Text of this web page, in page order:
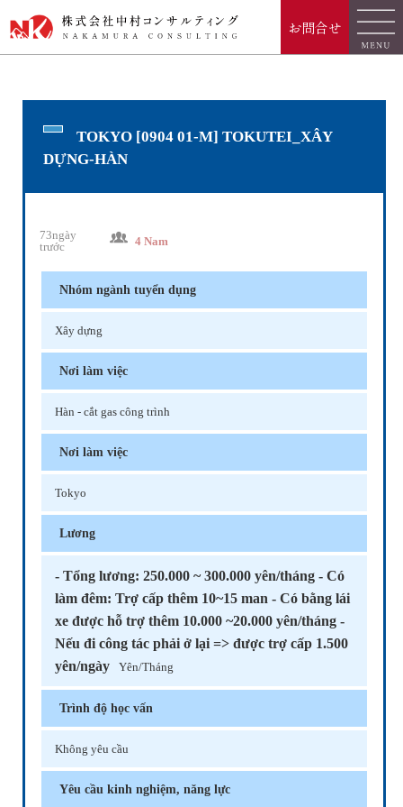
お問合せ
TOKYO [0904 01-M] TOKUTEI_XÂY
DỰNG-HÀN
73ngày
trước
4 Nam
Nhóm ngành tuyển dụng
Xây dựng
Nơi làm việc
Hàn - cắt gas công trình
Nơi làm việc
Tokyo
Lương
- Tổng lương: 250.000 ~ 300.000 yên/tháng - Có
làm đêm: Trợ cấp thêm 10~15 man - Có bằng lái
xe được hỗ trợ thêm 10.000 ~20.000 yên/tháng -
Nếu đi công tác phải ở lại => được trợ cấp 1.500
yên/ngày
Yên/Tháng
Trình độ học vấn
Không yêu cầu
Yêu cầu kinh nghiệm, năng lực